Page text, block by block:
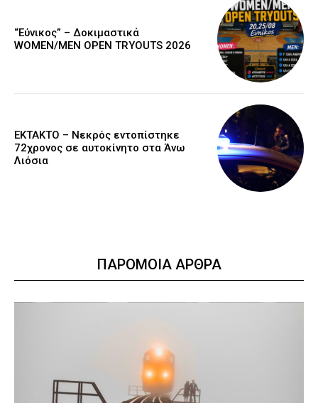
“Εύνικος” – Δοκιμαστικά
WOMEN/MEN OPEN TRYOUTS 2026
EKTAKTO – Νεκρός εντοπίστηκε
72χρονος σε αυτοκίνητο στα Άνω
Λιόσια
ΠΑΡΟΜΟΙΑ ΑΡΘΡΑ